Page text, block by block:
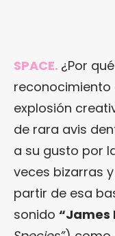
SPACE. ¿Por qué
reconocimiento
explosión
de rara avis
a su gusto por
veces bizarras
partir de esa
sonido “James